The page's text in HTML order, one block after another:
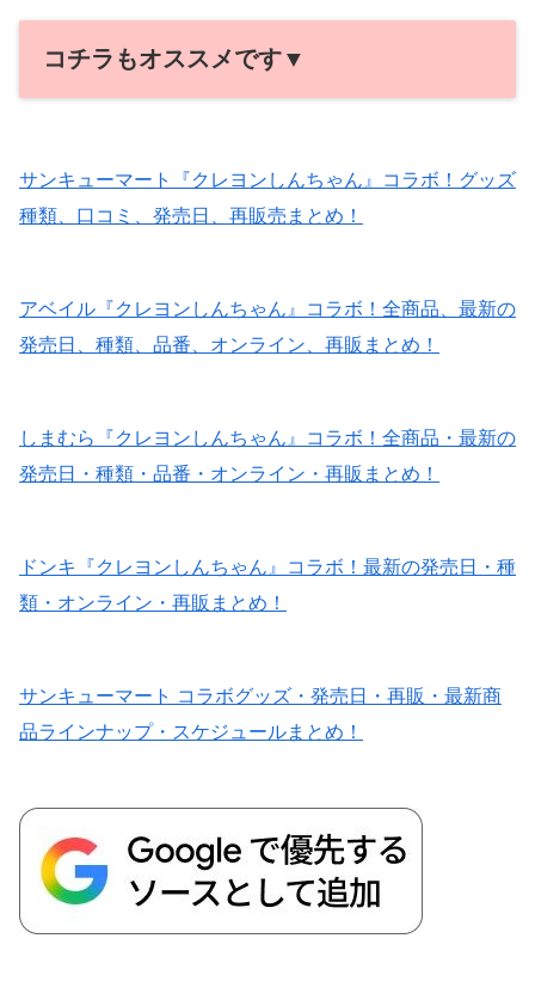
コチラもオススメです▼
サンキューマート『クレヨンしんちゃん』コラボ！グッズ
種類、口コミ、発売日、再販売まとめ！
アベイル『クレヨンしんちゃん』コラボ！全商品、最新の
発売日、種類、品番、オンライン、再販まとめ！
しまむら『クレヨンしんちゃん』コラボ！全商品・最新の
発売日・種類・品番・オンライン・再販まとめ！
ドンキ『クレヨンしんちゃん』コラボ！最新の発売日・種
類・オンライン・再販まとめ！
サンキューマート コラボグッズ・発売日・再販・最新商
品ラインナップ・スケジュールまとめ！